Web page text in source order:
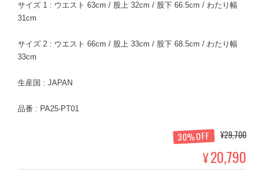
サイズ 1 : ウエスト 63cm / 股上 32cm / 股下 66.5cm / わたり幅
31cm
サイズ 2 : ウエスト 66cm / 股上 33cm / 股下 68.5cm / わたり幅
33cm
生産国 : JAPAN
品番 : PA25-PT01
30%OFF ¥29,700
¥20,790